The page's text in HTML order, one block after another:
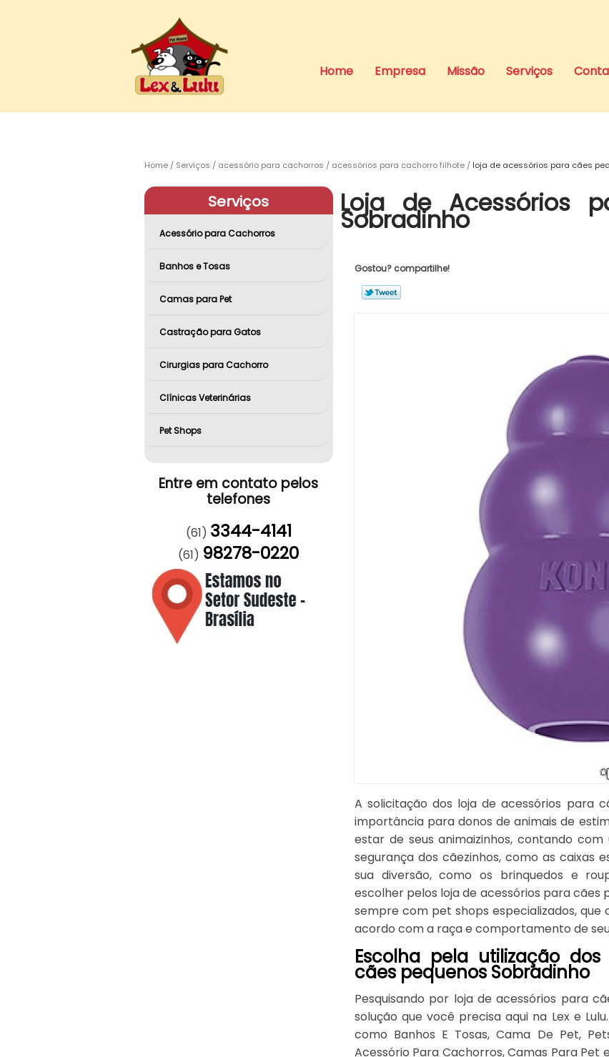
Home Empresa Missão Serviços
Home Serviços acessório para cachorros acessórios para cachorro filhote loja de acessórios para cães
Serviços
Acessório para Cachorros
Banhos e Tosas
Camas para Pet
Castração para Gatos
Cirurgias para Cachorro
Clínicas Veterinárias
Pet Shops
Entre em contato pelos
telefones
(61) 3344-4141
(61) 98278-0220
Loja de Acessórios
Sobradinho
Gostou? compartilhe!
A solicitação dos loja de acessórios para
importância para donos de animais de
estar de seus animaizinhos, contando
segurança dos cãezinhos, como as caixas
sua diversão, como os brinquedos e
escolher pelos loja de acessórios para
sempre com pet shops especializados,
acordo com a raça e comportamento de
Escolha pela utilização
cães pequenos Sobradinho
Pesquisando por loja de acessórios para
solução que você precisa aqui na Lex e
como Banhos E Tosas, Cama De Pet,
Acessório Para Cachorros, Camas Para Pet